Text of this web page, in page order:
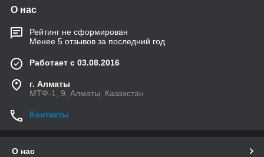
О нас
Рейтинг не сформирован
Менее 5 отзывов за последний год
Работает с 03.08.2016
г. Алматы
МТФ-1, 9, Алматы, Казахстан
Контакты
О нас